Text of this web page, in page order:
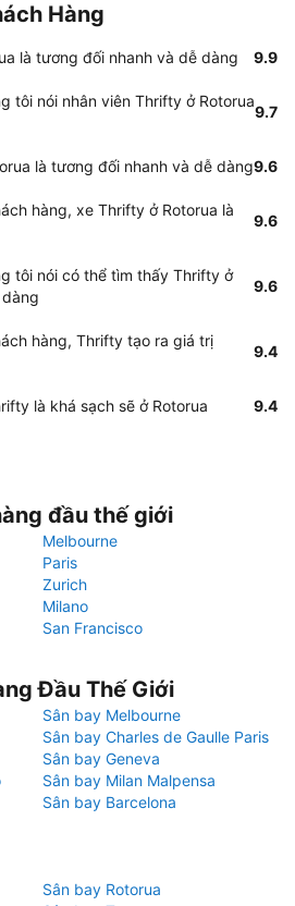
Hàng
là tương đối nhanh và dễ dàng 9.9
tôi nói nhân viên Thrifty ở Rotorua
9.7
là tương đối nhanh và dễ dàng9.6
hàng, xe Thrifty ở Rotorua là
9.6
tôi nói có thể tìm thấy Thrifty ở
9.6
hàng, Thrifty tạo ra giá trị
9.4
là khá sạch sẽ ở Rotorua 9.4
đầu thế giới
Melbourne
Paris
Zurich
Milano
San Francisco
Đầu Thế Giới
Sân bay Melbourne
Sân bay Charles de Gaulle Paris
Sân bay Geneva
Sân bay Milan Malpensa
Sân bay Barcelona
Sân bay Rotorua